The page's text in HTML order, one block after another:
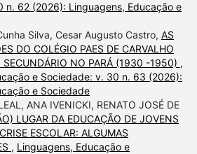
n. 62 (2026): Linguagens, Educação e
Silva, Cesar Augusto Castro, AS
DO COLÉGIO PAES DE CARVALHO
SECUNDÁRIO NO PARÁ (1930 -1950) ,
e Sociedade: v. 30 n. 63 (2026):
e Sociedade
ANA IVENICKI, RENATO JOSÉ DE
LUGAR DA EDUCAÇÃO DE JOVENS
ESCOLAR: ALGUMAS
, Linguagens, Educação e